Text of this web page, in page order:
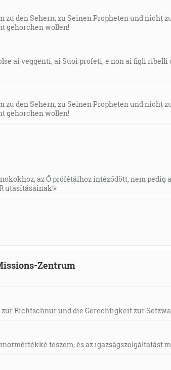
zu den Sehern, zu Seinen Propheten und nicht
gehorchen wollen!
ai veggenti, ai Suoi profeti, e non ai figli
zu den Sehern, zu Seinen Propheten und nicht
gehorchen wollen!
az Ő prófétáihoz intéződött, nem
utasításainak!«
Zentrum
zur Richtschnur und die Gerechtigkeit zur
teszem, és az igazságszolgáltatást